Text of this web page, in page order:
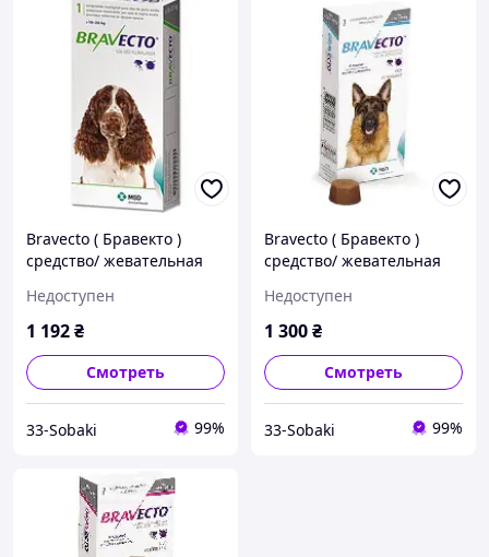
Bravecto ( Бравекто )
средство/ жевательная
клещей для собак старше
6 месяцев
Недоступен
1 192₴
Смотреть
33-Sobaki 99%
Bravecto ( Бравекто )
средство/ жевательная
клещей для собак старше
6 месяцев
Недоступен
1 300₴
Смотреть
33-Sobaki 99%